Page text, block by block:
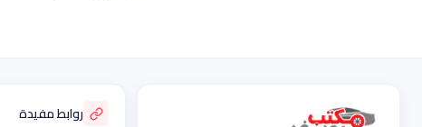
روابط مفيدة